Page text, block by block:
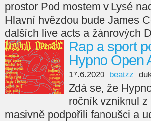
prostor Pod mostem v Lysé
Hlavní hvězdou bude James
dalších live acts a žánrových
Rap a sport
Hypno Open
17.6.2020 beatzz
Zdá se, že
ročník vzniknul
masivně podpořili fanoušci a